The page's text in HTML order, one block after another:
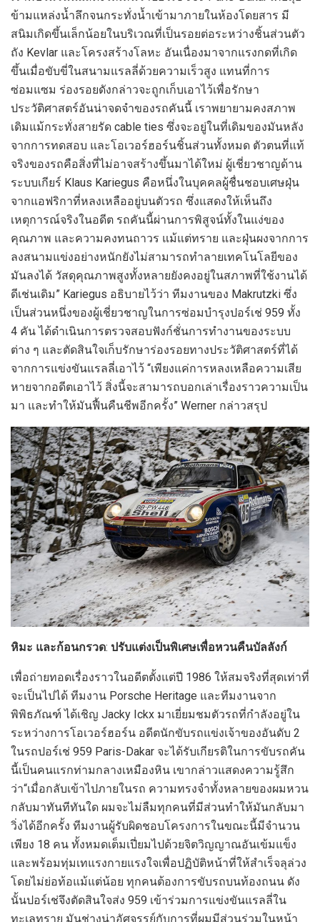
ข้ามแหล่งน้ำลึกจนกระทั่งน้ำเข้ามาภายในห้องโดยสาร มี
สนิมเกิดขึ้นเล็กน้อยในบริเวณที่เป็นรอยต่อระหว่างชิ้นส่วนตัว
ถัง Kevlar และโครงสร้างโลหะ อันเนื่องมาจากแรงกดที่เกิด
ขึ้นเมื่อขับขี่ในสนามแรลลี่ด้วยความเร็วสูง แทนที่การ
ซ่อมแซม ร่องรอยดังกล่าวจะถูกเก็บเอาไว้เพื่อรักษา
ประวัติศาสตร์อันน่าจดจำของรถคันนี้ เราพยายามคงสภาพ
เดิมแม้กระทั่งสายรัด cable ties ซึ่งจะอยู่ในที่เดิมของมันหลัง
จากการทดสอบ และโอเวอร์ฮอร์นชิ้นส่วนทั้งหมด ตัวตนที่แท้
จริงของรถคือสิ่งที่ไม่อาจสร้างขึ้นมาได้ใหม่ ผู้เชี่ยวชาญด้าน
ระบบเกียร์ Klaus Kariegus คือหนึ่งในบุคคลผู้ชื่นชอบเศษฝุ่น
จากแอฟริกาที่หลงเหลืออยู่บนตัวรถ ซึ่งแสดงให้เห็นถึง
เหตุการณ์จริงในอดีต รถคันนี้ผ่านการพิสูจน์ทั้งในแง่ของ
คุณภาพ และความคงทนถาวร แม้แต่ทราย และฝุ่นผงจากการ
ลงสนามแข่งอย่างหนักยังไม่สามารถทำลายเทคโนโลยีของ
มันลงได้ วัสดุคุณภาพสูงทั้งหลายยังคงอยู่ในสภาพที่ใช้งานได้
ดีเช่นเดิม” Kariegus อธิบายไว้ว่า ทีมงานของ Makrutzki ซึ่ง
เป็นส่วนหนึ่งของผู้เชี่ยวชาญในการซ่อมบำรุงปอร์เช่ 959 ทั้ง
4 คัน ได้ดำเนินการตรวจสอบฟังก์ชั่นการทำงานของระบบ
ต่าง ๆ และตัดสินใจเก็บรักษาร่องรอยทางประวัติศาสตร์ที่ได้
จากการแข่งขันแรลลี่เอาไว้ “เพียงแค่การหลงเหลือความเสีย
หายจากอดีตเอาไว้ สิ่งนี้จะสามารถบอกเล่าเรื่องราวความเป็น
มา และทำให้มันฟื้นคืนชีพอีกครั้ง” Werner กล่าวสรุป
หิมะ และก้อนกรวด: ปรับแต่งเป็นพิเศษเพื่อหวนคืนบัลลังก์
เพื่อถ่ายทอดเรื่องราวในอดีตตั้งแต่ปี 1986 ให้สมจริงที่สุดเท่าที่
จะเป็นไปได้ ทีมงาน Porsche Heritage และทีมงานจาก
พิพิธภัณฑ์ ได้เชิญ Jacky Ickx มาเยี่ยมชมตัวรถที่กำลังอยู่ใน
ระหว่างการโอเวอร์ฮอร์น อดีตนักขับรถแข่งเจ้าของอันดับ 2
ในรถปอร์เช่ 959 Paris-Dakar จะได้รับเกียรติในการขับรถคัน
นี้เป็นคนแรกท่ามกลางเหมืองหิน เขากล่าวแสดงความรู้สึก
ว่า“เมื่อกลับเข้าไปภายในรถ ความทรงจำทั้งหลายของผมหวน
กลับมาทันทีทันใด ผมจะไม่ลืมทุกคนที่มีส่วนทำให้มันกลับมา
วิ่งได้อีกครั้ง ทีมงานผู้รับผิดชอบโครงการในขณะนี้มีจำนวน
เพียง 18 คน ทั้งหมดเต็มเปี่ยมไปด้วยจิตวิญญาณอันเข้มแข็ง
และพร้อมทุ่มเทแรงกายแรงใจเพื่อปฏิบัติหน้าที่ให้สำเร็จลุล่วง
โดยไม่ย่อท้อแม้แต่น้อย ทุกคนต้องการขับรถบนท้องถนน ดัง
นั้นปอร์เช่จึงตัดสินใจส่ง 959 เข้าร่วมการแข่งขันแรลลี่ใน
ทะเลทราย มันช่างน่าอัศจรรย์กับการที่ผมมีส่วนร่วมในหน้า